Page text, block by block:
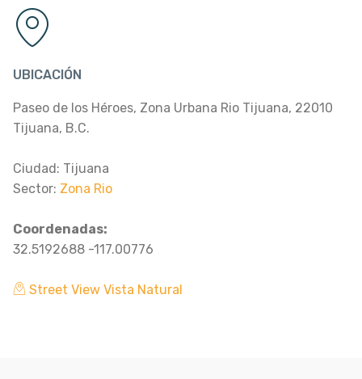
UBICACIÓN
Paseo de los Héroes, Zona Urbana Rio Tijuana, 22010
Tijuana, B.C.
Ciudad: Tijuana
Sector: Zona Rio
Coordenadas:
32.5192688 -117.00776
Street View Vista Natural